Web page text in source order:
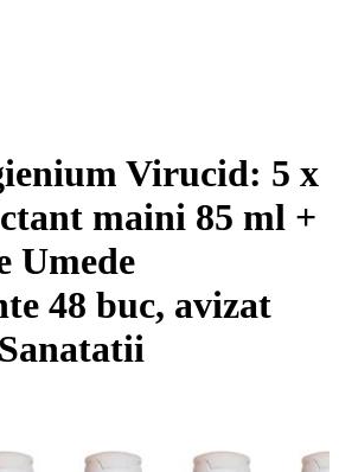
Virucid: 5 x
maini 85 ml +
Umede
48 buc, avizat